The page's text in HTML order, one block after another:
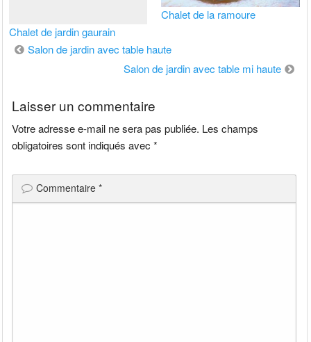
Chalet de jardin gaurain
Chalet de la ramoure
Navigation
Salon de jardin avec table haute
Salon de jardin avec table mi haute
Laisser un commentaire
Votre adresse e-mail ne sera pas publiée. Les champs
obligatoires sont indiqués avec*
Commentaire*